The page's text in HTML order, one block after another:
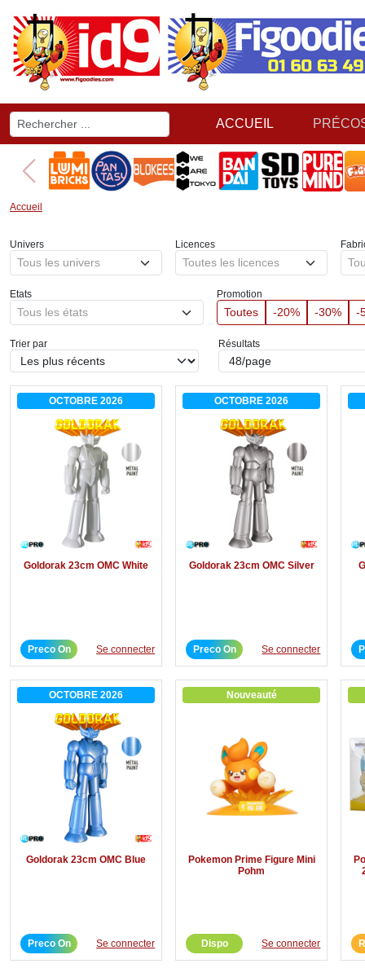
ACCUEIL
Accueil
Univers
Tous les univers
Licences
Toutes les licences
Etats
Tous les états
Promotion
Toutes -20% -30% -
Trier par Résultats
OCTOBRE 2026
Goldorak 23cm OMC White
Preco On Se connecter
OCTOBRE 2026
Goldorak 23cm OMC Silver
Preco On Se connecter
OCTOBRE 2026
Goldorak 23cm OMC Blue
Preco On Se connecter
Nouveauté
Pokemon Prime Figure Mini
Pohm
Dispo Se connecter